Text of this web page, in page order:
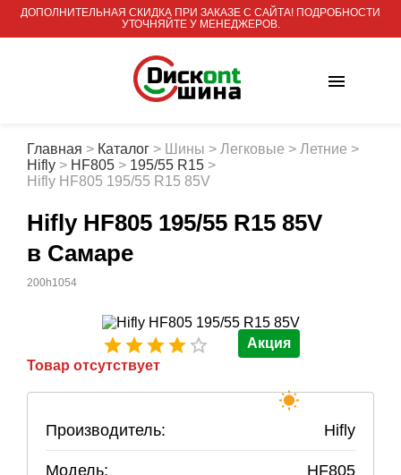
ДОПОЛНИТЕЛЬНАЯ СКИДКА ПРИ ЗАКАЗЕ С САЙТА! ПОДРОБНОСТИ
УТОЧНЯЙТЕ У МЕНЕДЖЕРОВ.
Главная > Каталог > Шины > Легковые > Летние >
Hifly > HF805 > 195/55 R15 >
Hifly HF805 195/55 R15 85V
Hifly HF805 195/55 R15 85V
в Самаре
200h1054
Акция
Товар отсутствует
Производитель: Hifly
Модель: HF805